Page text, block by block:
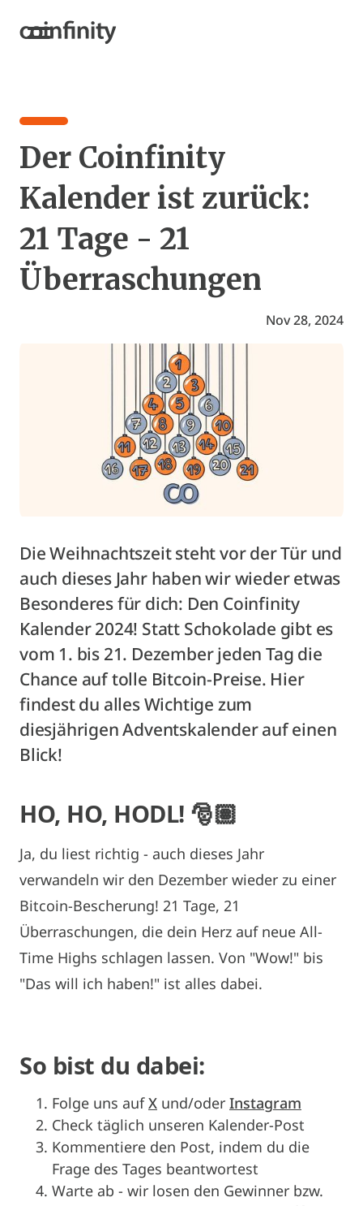
Der Coinfinity
Kalender ist zurück:
21 Tage - 21
Überraschungen
Nov 28, 2024
Die Weihnachtszeit steht vor der Tür und
auch dieses Jahr haben wir wieder etwas
Besonderes für dich: Den Coinfinity
Kalender 2024! Statt Schokolade gibt es
vom 1. bis 21. Dezember jeden Tag die
Chance auf tolle Bitcoin-Preise. Hier
findest du alles Wichtige zum
diesjährigen Adventskalender auf einen
Blick!
HO, HO, HODL! 🎅🏽
Ja, du liest richtig - auch dieses Jahr
verwandeln wir den Dezember wieder zu einer
Bitcoin-Bescherung! 21 Tage, 21
Überraschungen, die dein Herz auf neue All-
Time Highs schlagen lassen. Von "Wow!" bis
"Das will ich haben!" ist alles dabei.
So bist du dabei:
Folge uns aufX und/oder Instagram
Check täglich unseren Kalender-Post
Kommentiere den Post, indem du die
Frage des Tages beantwortest
Warte ab - wir losen den Gewinner bzw.